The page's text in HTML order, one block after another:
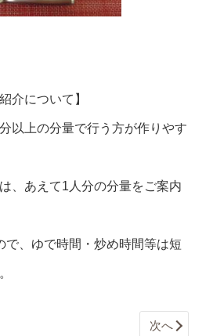
介について】
以上の分量で行う方が作りやす
、あえて1人分の分量をご案内
で、ゆで時間・炒め時間等は短
次へ